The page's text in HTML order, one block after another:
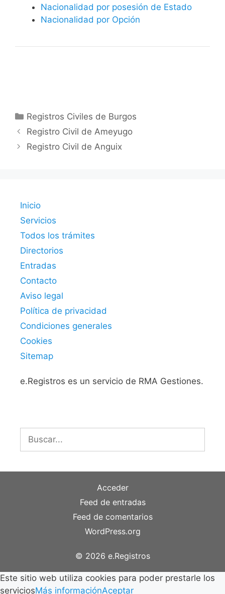
Nacionalidad por posesión de Estado
Nacionalidad por Opción
Categorías
Registros Civiles de Burgos
Registro Civil de Ameyugo
Registro Civil de Anguix
Inicio
Servicios
Todos los trámites
Directorios
Entradas
Contacto
Aviso legal
Política de privacidad
Condiciones generales
Cookies
Sitemap
e.Registros es un servicio de RMA Gestiones.
Buscar:
Acceder
Feed de entradas
Feed de comentarios
WordPress.org
© 2026 e.Registros
Este sitio web utiliza cookies para poder prestarle los
serviciosMás informaciónAceptar